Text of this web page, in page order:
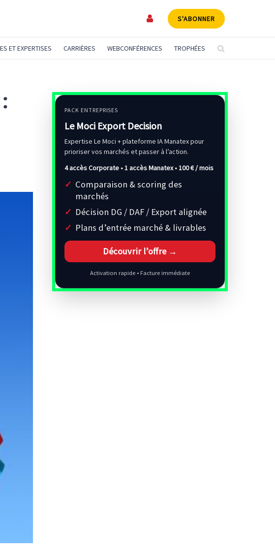
S'ABONNER
ET EXPERTISES CARRIÈRES WEBCONFÉRENCES TROPHÉES
PACK ENTREPRISES
Le Moci Export Decision
Expertise Le Moci + plateforme IA Manatex pour
prioriser vos marchés et passer à l’action.
4 accès Corporate • 1 accès Manatex •100 € / mois
Comparaison & scoring des
marchés
Décision DG / DAF / Export alignée
Plans d’entrée marché & livrables
Découvrir l’offre →
Activation rapide • Facture immédiate